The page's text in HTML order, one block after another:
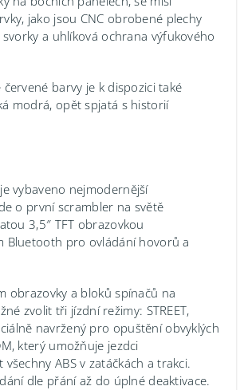
jako jsou CNC obrobené plechy
a uhlíková ochrana výfukového
červené barvy je k dispozici také
modrá, opět spjatá s historií
vybaveno nejmodernější
o první scrambler na světě
3,5″ TFT obrazovkou
Bluetooth pro ovládání hovorů a
obrazovky a bloků spínačů na
zvolit tři jízdní režimy: STREET,
navržený pro opuštění obvyklých
který umožňuje jezdci
ABS v zatáčkách a trakci.
dle přání až do úplné deaktivace.